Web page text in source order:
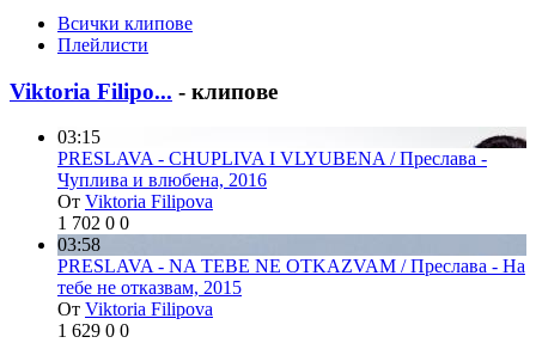
Всички клипове
Плейлисти
Viktoria Filipo... - клипове
03:15
PRESLAVA - CHUPLIVA I VLYUBENA / Преслава -
Чуплива и влюбена, 2016
От Viktoria Filipova
1 702 0 0
03:58
PRESLAVA - NA TEBE NE OTKAZVAM / Преслава - На
тебе не отказвам, 2015
От Viktoria Filipova
1 629 0 0